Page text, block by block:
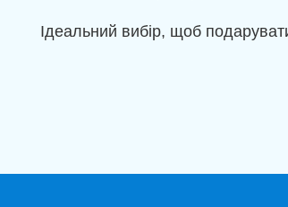
Ідеальний вибір, щоб